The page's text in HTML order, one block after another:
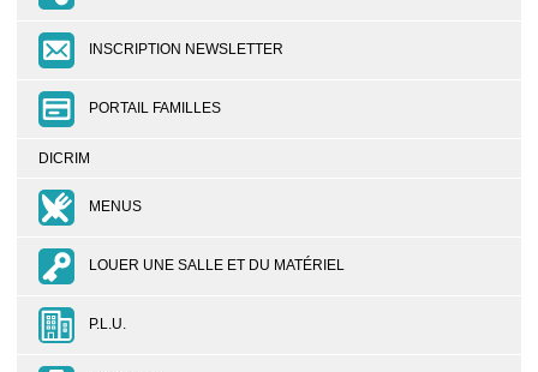
INSCRIPTION NEWSLETTER
PORTAIL FAMILLES
DICRIM
MENUS
LOUER UNE SALLE ET DU MATÉRIEL
P.L.U.